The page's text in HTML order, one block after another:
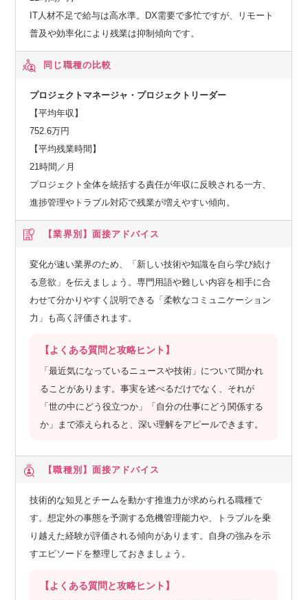
IT人材不足で給与は高水準。DX需要で多忙ですが、リモート
普及や効率化により残業は抑制傾向です。
同じ職種の比較
プロジェクトマネージャ・プロジェクトリーダー
【平均年収】
752.6万円
【平均残業時間】
21時間／月
プロジェクト全体を統括する責任が年収に反映される一方、
進捗管理やトラブル対応で残業が増えやすい傾向。
【業界別】 面接アドバイス
変化が速い業界のため、「新しい技術や知識を自ら学び続け
る意欲」を伝えましょう。専門用語や難しい内容を相手に合
わせて分かりやすく説明できる「柔軟なコミュニケーション
力」も高く評価されます。
【よくある質問と攻略ヒント】
「最近気になっているニュースや技術」について聞かれ
ることがあります。事実を述べるだけでなく、それが
「世の中にどう役立つか」「自分の仕事にどう関係する
か」まで添えられると、深い理解をアピールできます。
【職種別】 面接アドバイス
技術的な知見とチームを動かす推進力が求められる職種で
す。想定外の事態を予測する危機管理能力や、トラブルを乗
り越えた経験が評価される傾向があります。自身の強みを示
すエピソードを整理しておきましょう。
【よくある質問と攻略ヒント】